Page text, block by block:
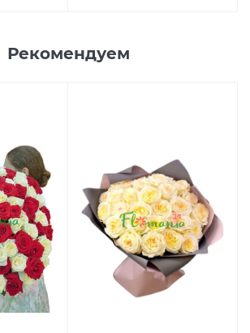
Рекомендуем